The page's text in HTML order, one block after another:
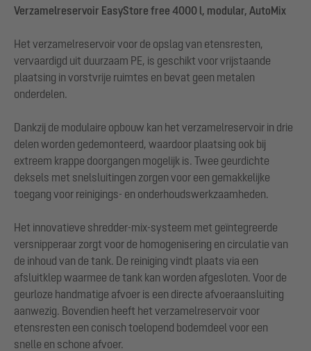
Verzamelreservoir EasyStore free 4000 l, modular, AutoMix
Het verzamelreservoir voor de opslag van etensresten,
vervaardigd uit duurzaam PE, is geschikt voor vrijstaande
plaatsing in vorstvrije ruimtes en bevat geen metalen
onderdelen.
Dankzij de modulaire opbouw kan het verzamelreservoir in drie
delen worden gedemonteerd, waardoor plaatsing ook bij
extreem krappe doorgangen mogelijk is. Twee geurdichte
deksels met snelsluitingen zorgen voor een gemakkelijke
toegang voor reinigings- en onderhoudswerkzaamheden.
Het innovatieve shredder-mix-systeem met geïntegreerde
versnipperaar zorgt voor de homogenisering en circulatie van
de inhoud van de tank. De reiniging vindt plaats via een
afsluitklep waarmee de tank kan worden afgesloten. Voor de
geurloze handmatige afvoer is een directe afvoeraansluiting
aanwezig. Bovendien heeft het verzamelreservoir voor
etensresten een conisch toelopend bodemdeel voor een
snelle en schone afvoer.